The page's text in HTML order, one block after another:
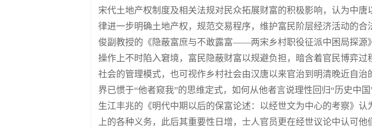
宋代土地产权制度及相关法规对民众拓展财富的积极影响，认为中
律进一步明确土地产权，规范交易程序，维护富民阶层经济活动的
俊副教授的《隐蔽富庶与不敢露富——两宋乡村职役征派中困局探源
操作上不时陷入窘境，富民隐蔽财富以规避负担，暗含着官民博弈
社会的管理模式，也可视作乡村社会由汉唐以来官治到明清晚近自
界已惯于“他者窥我”的思维定式，如何从他者言说理性回归“历史中
生江丰兆的《明代中期以后的保富论述：以经世文为中心的考察》
上的各种义务，此后其重要性日增，士人官员更在经世议论中认可